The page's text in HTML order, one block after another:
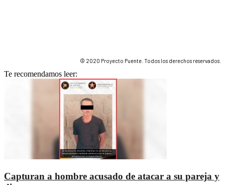
© 2020 Proyecto Puente. Todos los derechos reservados.
Te recomendamos leer:
Capturan a hombre acusado de atacar a su pareja y